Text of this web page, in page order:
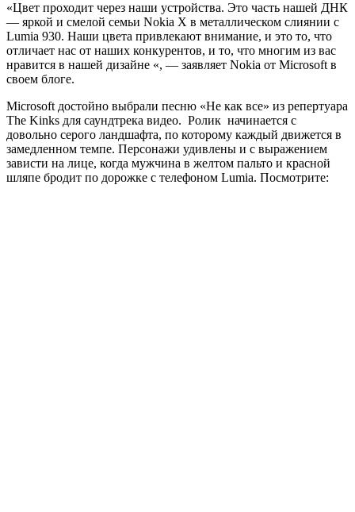
«Цвет проходит через наши устройства. Это часть нашей ДНК
— яркой и смелой семьи Nokia X в металлическом слиянии с
Lumia 930. Наши цвета привлекают внимание, и это то, что
отличает нас от наших конкурентов, и то, что многим из вас
нравится в нашей дизайне «, — заявляет Nokia от Microsoft в
своем блоге.
Microsoft достойно выбрали песню «Не как все» из репертуара
The Kinks для саундтрека видео. Ролик начинается с
довольно серого ландшафта, по которому каждый движется в
замедленном темпе. Персонажи удивлены и с выражением
зависти на лице, когда мужчина в желтом пальто и красной
шляпе бродит по дорожке с телефоном Lumia. Посмотрите: